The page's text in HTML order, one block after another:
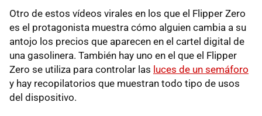
Otro de estos vídeos virales en los que el Flipper Zero
es el protagonista muestra cómo alguien cambia a su
antojo los precios que aparecen en el cartel digital de
una gasolinera. También hay uno en el que el Flipper
Zero se utiliza para controlar las luces de un semáforo
y hay recopilatorios que muestran todo tipo de usos
del dispositivo.